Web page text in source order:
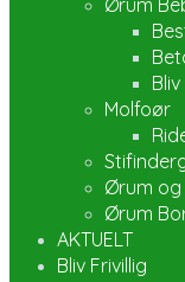
Molfoør
Ørum og
Ørum
AKTUELT
Bliv Frivillig